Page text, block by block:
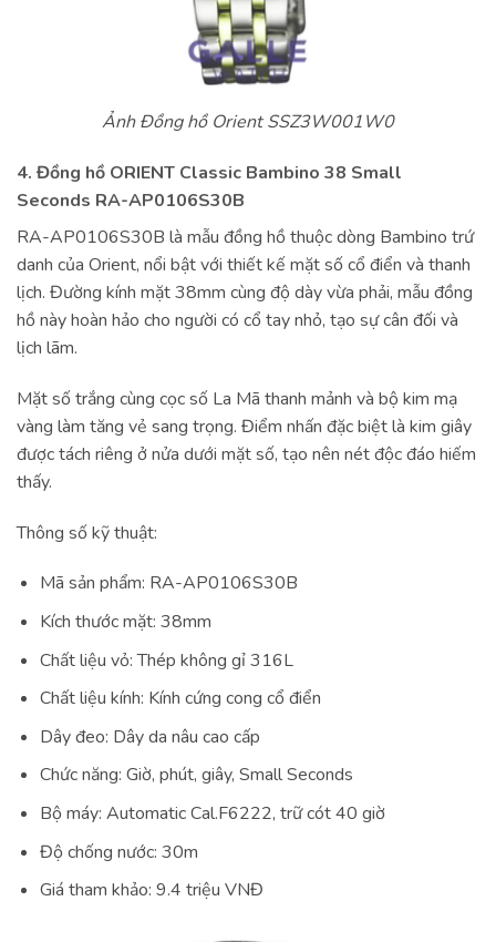
Ảnh Đồng hồ Orient SSZ3W001W0
4. Đồng hồ ORIENT Classic Bambino 38 Small
Seconds RA-AP0106S30B
RA-AP0106S30B là mẫu đồng hồ thuộc dòng Bambino trứ
danh của Orient, nổi bật với thiết kế mặt số cổ điển và thanh
lịch. Đường kính mặt 38mm cùng độ dày vừa phải, mẫu đồng
hồ này hoàn hảo cho người có cổ tay nhỏ, tạo sự cân đối và
lịch lãm.
Mặt số trắng cùng cọc số La Mã thanh mảnh và bộ kim mạ
vàng làm tăng vẻ sang trọng. Điểm nhấn đặc biệt là kim giây
được tách riêng ở nửa dưới mặt số, tạo nên nét độc đáo hiếm
thấy.
Thông số kỹ thuật:
Mã sản phẩm: RA-AP0106S30B
Kích thước mặt: 38mm
Chất liệu vỏ: Thép không gỉ 316L
Chất liệu kính: Kính cứng cong cổ điển
Dây đeo: Dây da nâu cao cấp
Chức năng: Giờ, phút, giây, Small Seconds
Bộ máy: Automatic Cal.F6222, trữ cót 40 giờ
Độ chống nước: 30m
Giá tham khảo: 9.4 triệu VNĐ